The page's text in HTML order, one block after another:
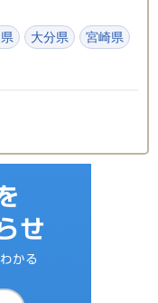
大分県
宮崎県